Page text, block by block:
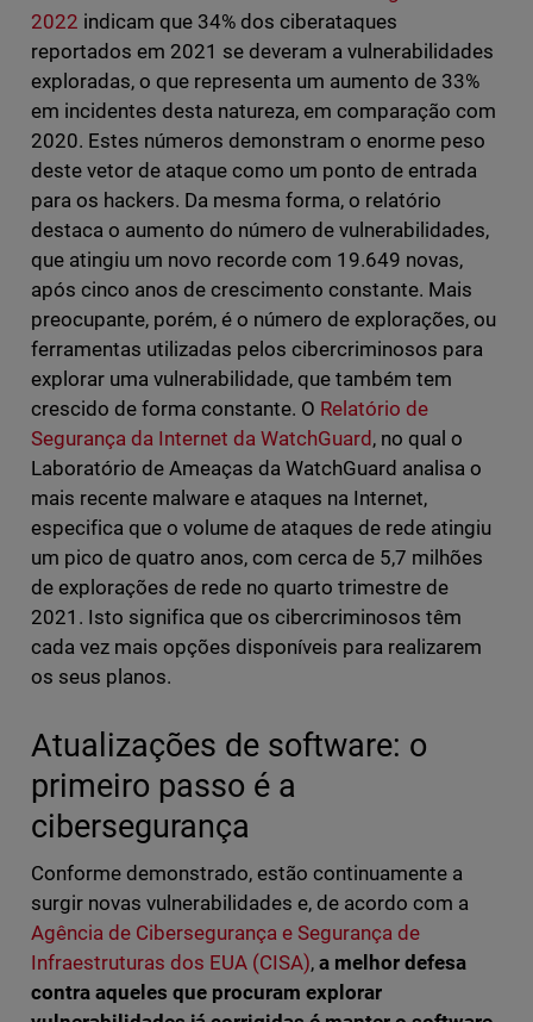
2022 indicam que 34% dos ciberataques
reportados em 2021 se deveram a vulnerabilidades
exploradas, o que representa um aumento de 33%
em incidentes desta natureza, em comparação com
2020. Estes números demonstram o enorme peso
deste vetor de ataque como um ponto de entrada
para os hackers. Da mesma forma, o relatório
destaca o aumento do número de vulnerabilidades,
que atingiu um novo recorde com 19.649 novas,
após cinco anos de crescimento constante. Mais
preocupante, porém, é o número de explorações, ou
ferramentas utilizadas pelos cibercriminosos para
explorar uma vulnerabilidade, que também tem
crescido de forma constante. O Relatório de
Segurança da Internet da WatchGuard , no qual o
Laboratório de Ameaças da WatchGuard analisa o
mais recente malware e ataques na Internet,
especifica que o volume de ataques de rede atingiu
um pico de quatro anos, com cerca de 5,7 milhões
de explorações de rede no quarto trimestre de
2021. Isto significa que os cibercriminosos têm
cada vez mais opções disponíveis para realizarem
os seus planos.
Atualizações de software: o
primeiro passo é a
cibersegurança
Conforme demonstrado, estão continuamente a
surgir novas vulnerabilidades e, de acordo com a
Agência de Cibersegurança e Segurança de
Infraestruturas dos EUA (CISA),a melhor defesa
contra aqueles que procuram explorar